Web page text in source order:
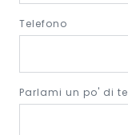
Telefono
Parlami un po' di te